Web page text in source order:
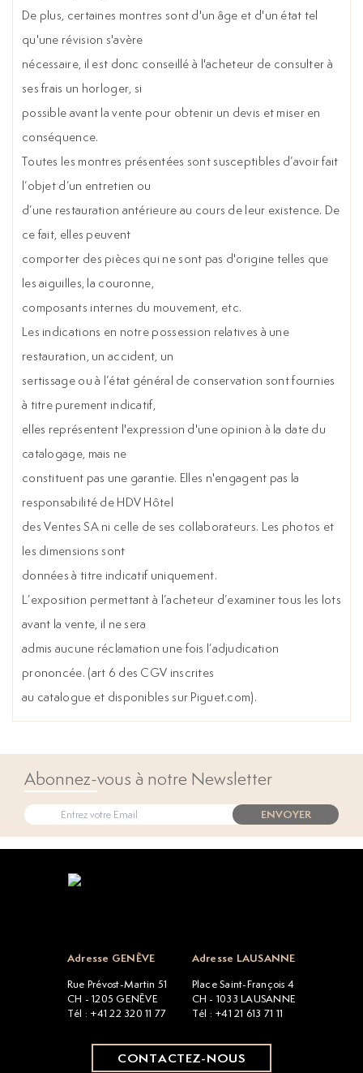
De plus, certaines montres sont d'un âge et d'un état tel
qu'une révision s'avère
nécessaire, il est donc conseillé à l'acheteur de consulter à
ses frais un horloger, si
possible avant la vente pour obtenir un devis et miser en
conséquence.
Toutes les montres présentées sont susceptibles d’avoir fait
l’objet d’un entretien ou
d’une restauration antérieure au cours de leur existence. De
ce fait, elles peuvent
comporter des pièces qui ne sont pas d'origine telles que
les aiguilles, la couronne,
composants internes du mouvement, etc.
Les indications en notre possession relatives à une
restauration, un accident, un
sertissage ou à l’état général de conservation sont fournies
à titre purement indicatif,
elles représentent l'expression d'une opinion à la date du
catalogage, mais ne
constituent pas une garantie. Elles n'engagent pas la
responsabilité de HDV Hôtel
des Ventes SA ni celle de ses collaborateurs. Les photos et
les dimensions sont
données à titre indicatif uniquement.
L’exposition permettant à l’acheteur d’examiner tous les lots
avant la vente, il ne sera
admis aucune réclamation une fois l’adjudication
prononcée. (art 6 des CGV inscrites
au catalogue et disponibles sur Piguet.com).
Abonnez-vous à notre Newsletter
ENVOYER
Adresse GENÈVE
Rue Prévost-Martin 51
CH - 1205 GENÈVE
Tél : +41 22 320 11 77
Adresse LAUSANNE
Place Saint-François 4
CH - 1033 LAUSANNE
Tél : +41 21 613 71 11
CONTACTEZ-NOUS